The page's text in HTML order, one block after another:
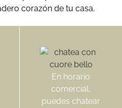
corazón de tu casa.
En horario
comercial,
puedes chatear